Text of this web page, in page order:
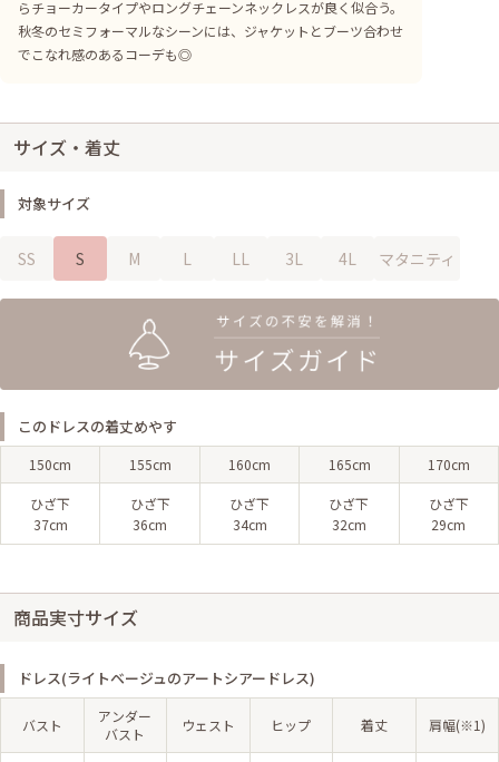
らチョーカータイプやロングチェーンネックレスが良く似合う。
秋冬のセミフォーマルなシーンには、ジャケットとブーツ合わせ
でこなれ感のあるコーデも◎
サイズ・着丈
対象サイズ
SS S M L LL 3L 4L マタニティ
このドレスの着丈めやす
150cm 155cm 160cm 165cm 170cm
ひざ下
37cm
ひざ下
36cm
ひざ下
34cm
ひざ下
32cm
ひざ下
29cm
商品実寸サイズ
ドレス(ライトベージュのアートシアードレス)
バスト
アンダー
バスト
ウェスト ヒップ 着丈 肩幅(※1)